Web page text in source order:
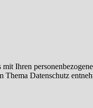
Ihren
Datenschutz